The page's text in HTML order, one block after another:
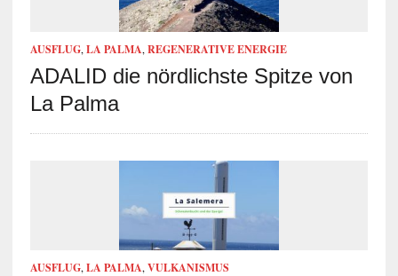
AUSFLUG, LA PALMA, REGENERATIVE ENERGIE
ADALID die nördlichste Spitze von
La Palma
AUSFLUG, LA PALMA, VULKANISMUS